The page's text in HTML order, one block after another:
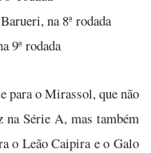
na 8ª rodada
9ª rodada
para o Mirassol, que não
na Série A, mas também
o Leão Caipira e o Galo